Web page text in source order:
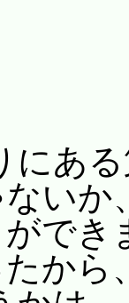
にあ
いか
でき
から